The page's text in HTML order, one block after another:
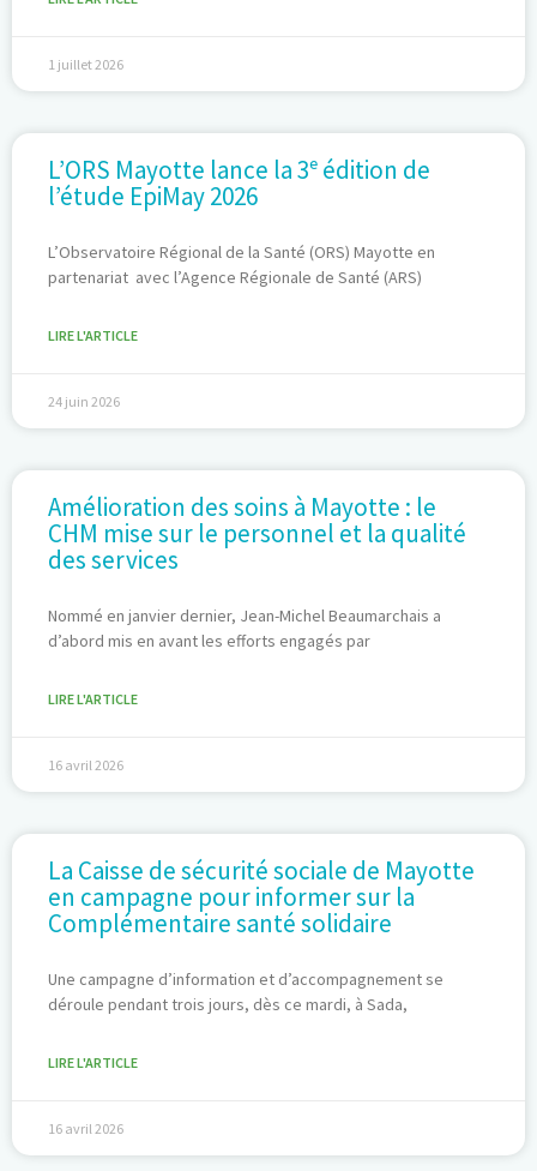
1 juillet 2026
L’ORS Mayotte lance la 3ᵉ édition de
l’étude EpiMay 2026
L’Observatoire Régional de la Santé (ORS) Mayotte en
partenariat avec l’Agence Régionale de Santé (ARS)
LIRE L'ARTICLE
24 juin 2026
Amélioration des soins à Mayotte : le
CHM mise sur le personnel et la qualité
des services
Nommé en janvier dernier, Jean-Michel Beaumarchais a
d’abord mis en avant les efforts engagés par
LIRE L'ARTICLE
16 avril 2026
La Caisse de sécurité sociale de Mayotte
en campagne pour informer sur la
Complémentaire santé solidaire
Une campagne d’information et d’accompagnement se
déroule pendant trois jours, dès ce mardi, à Sada,
LIRE L'ARTICLE
16 avril 2026